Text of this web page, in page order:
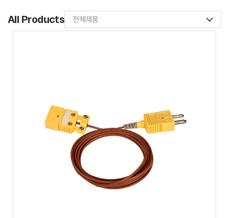
All Products 전체제품